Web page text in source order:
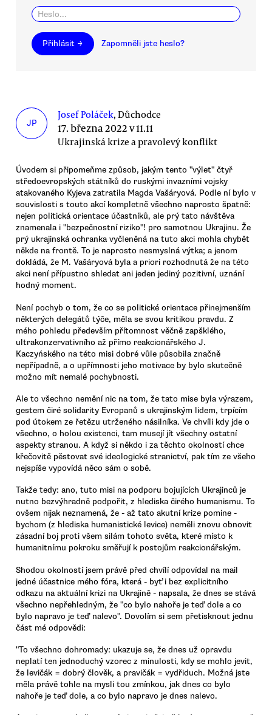
Přihlásit → Zapomněli jste heslo?
JP
Josef Poláček, Důchodce
17. března 2022 v 11.11
Ukrajinská krize a pravolevý konflikt
Úvodem si připomeňme způsob, jakým tento "výlet" čtyř
středoevropských státníků do ruskými invazními vojsky
atakovaného Kyjeva zatratila Magda Vašáryová. Podle ní bylo v
souvislosti s touto akcí kompletně všechno naprosto špatně:
nejen politická orientace účastníků, ale prý tato návštěva
znamenala i "bezpečnostní riziko"! pro samotnou Ukrajinu. Že
prý ukrajinská ochranka vyčleněná na tuto akci mohla chybět
někde na frontě. To je naprosto nesmyslná výtka; a jenom
dokládá, že M. Vašáryová byla a priori rozhodnutá že na této
akci není přípustno shledat ani jeden jediný pozitivní, uznání
hodný moment.
Není pochyb o tom, že co se politické orientace přinejmenším
některých delegátů týče, měla se svou kritikou pravdu. Z
mého pohledu především přítomnost věčně zapšklého,
ultrakonzervativního až přímo reakcionářského J.
Kaczyńského na této misi dobré vůle působila značně
nepřípadně, a o upřímnosti jeho motivace by bylo skutečně
možno mít nemalé pochybnosti.
Ale to všechno nemění nic na tom, že tato mise byla výrazem,
gestem čiré solidarity Evropanů s ukrajinským lidem, trpícím
pod útokem ze řetězu utrženého násilníka. Ve chvíli kdy jde o
všechno, o holou existenci, tam musejí jít všechny ostatní
aspekty stranou. A když si někdo i za těchto okolností chce
křečovitě pěstovat své ideologické stranictví, pak tím ze všeho
nejspíše vypovídá něco sám o sobě.
Takže tedy: ano, tuto misi na podporu bojujících Ukrajinců je
nutno bezvýhradně podpořit, z hlediska čirého humanismu. To
ovšem nijak neznamená, že - až tato akutní krize pomine -
bychom (z hlediska humanistické levice) neměli znovu obnovit
zásadní boj proti všem silám tohoto světa, které místo k
humanitnímu pokroku směřují k postojům reakcionářským.
Shodou okolností jsem právě před chvílí odpovídal na mail
jedné účastnice mého fóra, která - byť i bez explicitního
odkazu na aktuální krizi na Ukrajině - napsala, že dnes se stává
všechno nepřehledným, že "co bylo nahoře je teď dole a co
bylo napravo je teď nalevo". Dovolím si sem přetisknout jednu
část mé odpovědi:
"To všechno dohromady: ukazuje se, že dnes už opravdu
neplatí ten jednoduchý vzorec z minulosti, kdy se mohlo jevit,
že levičák = dobrý člověk, a pravičák = vydřiduch. Možná jste
měla právě tohle na mysli tou zmínkou, jak dnes co bylo
nahoře je teď dole, a co bylo napravo je dnes nalevo.